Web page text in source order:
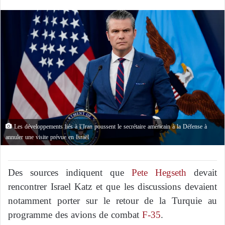
Les développements liés à l’Iran poussent le secrétaire américain à la Défense à
annuler une visite prévue en Israël
Des sources indiquent que Pete Hegseth devait
rencontrer Israel Katz et que les discussions devaient
notamment porter sur le retour de la Turquie au
programme des avions de combatF-35.